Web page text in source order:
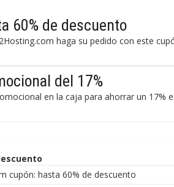
60% de descuento
haga su pedido con este
del 17%
en la caja para ahorrar un 17%
cupón: hasta 60% de descuento